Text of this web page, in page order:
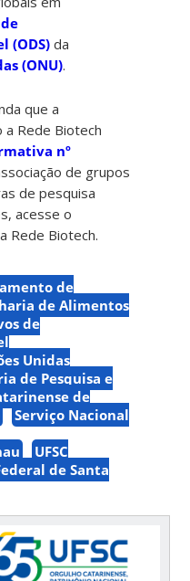
(ODS) da
(ONU).
que a
a Rede Biotech
nº
de grupos
de pesquisa
acesse o
Rede Biotech.
de
de Alimentos
de
Unidas
de Pesquisa e
de
Serviço Nacional
UFSC
de Santa